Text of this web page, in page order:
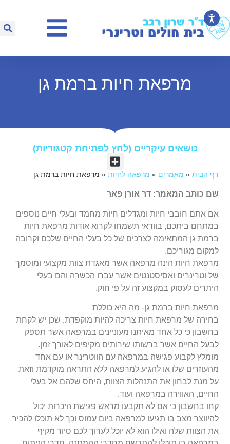
מרפאת חיות ברמת גן
נושאים עיקריים (לחץ לפתיחת קטגוריות)​
דף הבית » מאמרים » מרפאה לחיות » מרפאת חיות ברמת גן
שם כותב המאמר: דר אורן פאר
אם אתם חובבי חיות ומגדלים חיות מחמד ובעלי חיים נוספים
במתחם ביתכם, בוודאי תשמחו לקרוא אודות מרפאת חיות
ברמת גן המתאימה לצרכים של כל בעלי החיים שלכם וקרובה
למקום מגוריכם.
מרפאת חיות הינה מרפאה אשר מאגדת צוות מקצועי ומוסמך
של וטרינרים ואסיסטנטים אשר עברו הכשרה והם בעלי
היתרים לעסוק במקצוע זה על פי חוק.
מרפאת חיות ברמת גן- מה היא כוללת
בחירה של מרפאת חיות צריכה להיות מוקפדת, שכן יש לקחת
בחשבון כי כל אחד מאיתנו מעוניינים במרפאה אשר תספק
לבעל החיים אשר ברשותו שירותים מקיפים לאורך זמן.
מומלץ לקבוע פגישה במרפאה עם הווטרינר או עם אחד
מהעוזרים שלו או להגיע למרפאה ללא התראה מוקדמת וזאת
על מנת לבחון את התנהלות הצוות, היחס שלהם אל בעלי
החיים, האווירה במרפאה ועוד.
קחו בחשבון כי אם לא תקבעו מראש פגישת היכרות יכול
להיווצר מצב בו תגיעו למרפאה ביום עמוס וכך לא תוכלו להכיר
את הצוות שלה ואילו הוא לא יוכל לערוך לכם סיור מקיף